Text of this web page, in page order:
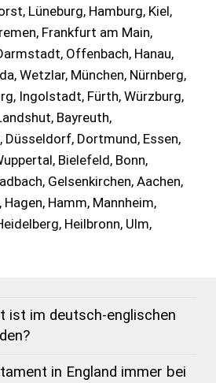
Lüneburg, Hamburg, Kiel,
Frankfurt am Main,
Offenbach, Hanau,
Wetzlar, München, Nürnberg,
Ingolstadt, Fürth, Würzburg,
Bayreuth,
Dortmund, Essen,
Bielefeld, Bonn,
Gelsenkirchen, Aachen,
Hamm, Mannheim,
Heilbronn, Ulm,
ist im deutsch-englischen
in England immer bei